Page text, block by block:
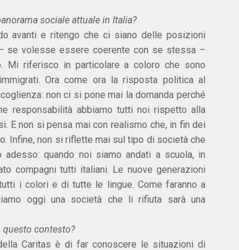
sociale attuale in Italia?
avanti e ritengo che ci siano delle posizioni
se volesse essere coerente con se stessa –
Mi riferisco in particolare a coloro che sono
Ora come ora la risposta politica al
non ci si pone mai la domanda perché
responsabilità abbiamo tutti noi rispetto alla
E non si pensa mai con realismo che, in fin dei
Infine, non si riflette mai sul tipo di società che
adesso: quando noi siamo andati a scuola, in
compagni tutti italiani. Le nuove generazioni
i colori e di tutte le lingue. Come faranno a
oggi una società che li rifiuta sarà una
questo contesto?
Caritas è di far conoscere le situazioni di